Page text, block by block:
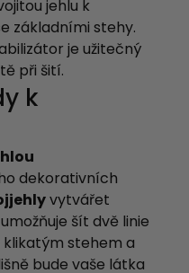
jehlu k
základními stehy.
je užitečný
při šití.
k
dekorativních
vytvářet
šít dvě linie
klikatým stehem a
bude vaše látka